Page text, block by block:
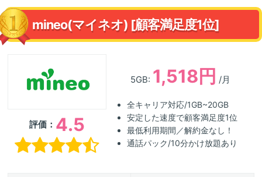
mineo(マイネオ) [顧客満足度1位]
評価： 4.5
5GB: 1,518円 /月
全キャリア対応/1GB~20GB
安定した速度で顧客満足度1位
最低利用期間／解約金なし！
通話パック/10分かけ放題あり